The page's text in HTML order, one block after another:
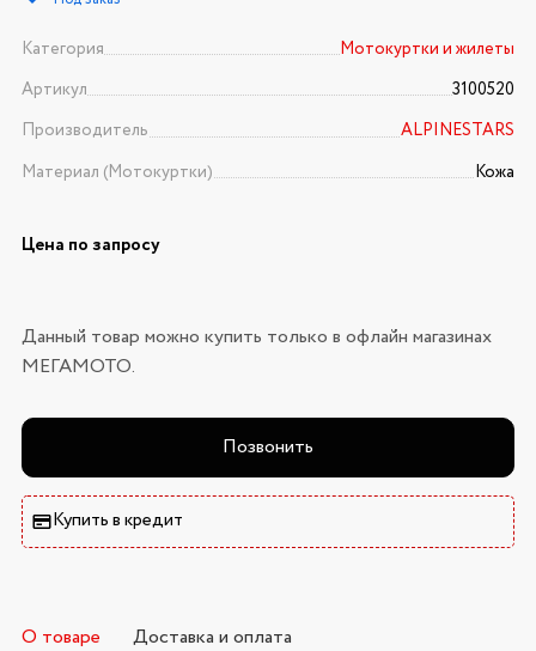
Категория
Мотокуртки и жилеты
Артикул
3100520
Производитель
ALPINESTARS
Материал (Мотокуртки)
Кожа
Цена по запросу
Данный товар можно купить только в офлайн магазинах
МЕГАМОТО.
Позвонить
Купить в кредит
О товаре Доставка и оплата